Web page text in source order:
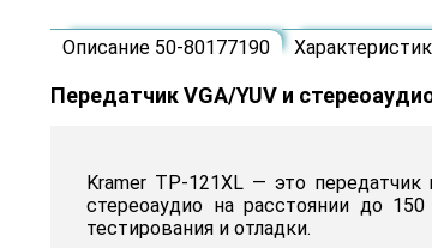
Описание 50-80177190
Передатчик VGA/YUV и
Kramer TP-121XL — это
стереоаудио на расстоянии до
тестирования и отладки.